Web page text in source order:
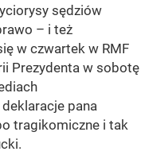
sędziów
– i też
w czwartek w RMF
Prezydenta w sobotę
pana
tragikomiczne i tak